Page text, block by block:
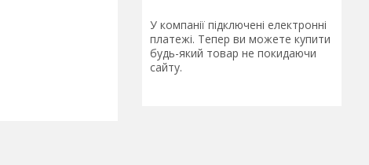
У компанії підключені електронні
платежі. Тепер ви можете купити
будь-який товар не покидаючи
сайту.